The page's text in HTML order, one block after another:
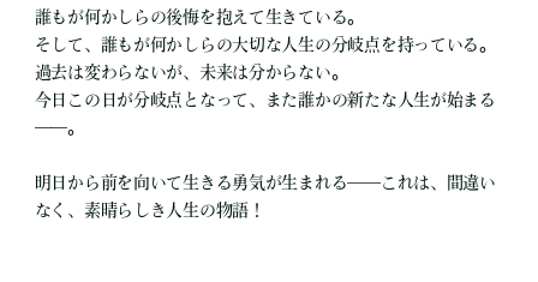
誰もが何かしらの後悔を抱えて生きている。
そして、誰もが何かしらの大切な人生の分岐点を持っている。
過去は変わらないが、未来は分からない。
今日この日が分岐点となって、また誰かの新たな人生が始まる
――。
明日から前を向いて生きる勇気が生まれる――これは、間違い
なく、素晴らしき人生の物語！